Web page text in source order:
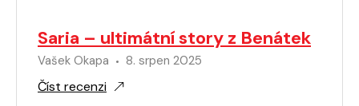
Saria – ultimátní story z Benátek
Vašek Okapa 8. srpen 2025
Číst recenzi